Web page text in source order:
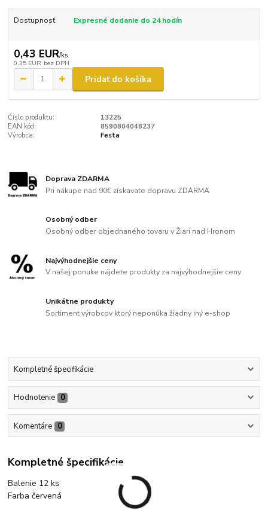
Dostupnosť Expresné dodanie do 24 hodín
0,43 EUR/ks
0,35 EUR bez DPH
Pridať do košíka
Číslo produktu:
13225
EAN kód:
8590804048237
Výrobca:
Festa
Doprava ZDARMA
Pri nákupe nad 90€ získavate dopravu ZDARMA
Osobný odber
Osobný odber objednaného tovaru v Žiari nad Hronom
Najvýhodnejšie ceny
V našej ponuke nájdete produkty za najvýhodnejšie ceny
Unikátne produkty
Sortiment výrobcov ktorý neponúka žiadny iný e-shop
Kompletné špecifikácie
Hodnotenie 0
Komentáre 0
Kompletné špecifikácie
Balenie 12 ks
Farba červená